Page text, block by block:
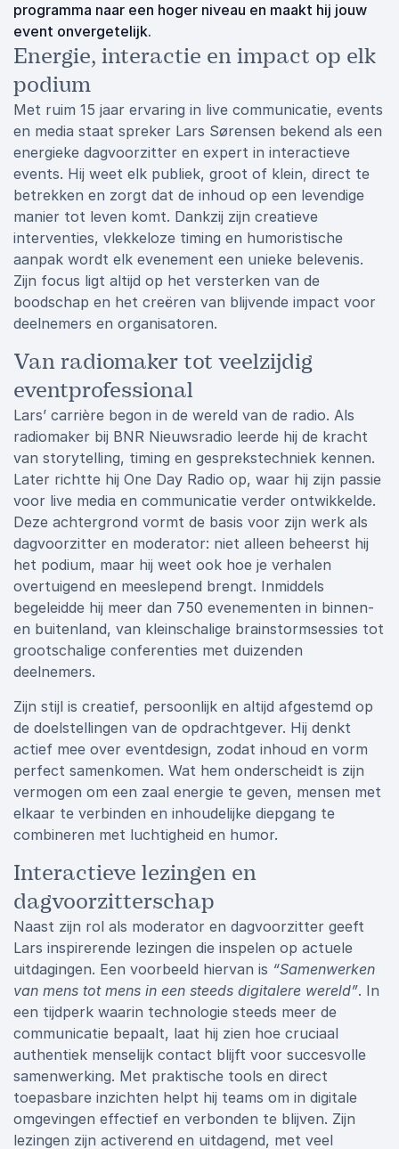
programma naar een hoger niveau en maakt hij jouw
event onvergetelijk.
Energie, interactie en impact op elk
podium
Met ruim 15 jaar ervaring in live communicatie, events
en media staat spreker Lars Sørensen bekend als een
energieke dagvoorzitter en expert in interactieve
events. Hij weet elk publiek, groot of klein, direct te
betrekken en zorgt dat de inhoud op een levendige
manier tot leven komt. Dankzij zijn creatieve
interventies, vlekkeloze timing en humoristische
aanpak wordt elk evenement een unieke belevenis.
Zijn focus ligt altijd op het versterken van de
boodschap en het creëren van blijvende impact voor
deelnemers en organisatoren.
Van radiomaker tot veelzijdig
eventprofessional
Lars’ carrière begon in de wereld van de radio. Als
radiomaker bij BNR Nieuwsradio leerde hij de kracht
van storytelling, timing en gesprekstechniek kennen.
Later richtte hij One Day Radio op, waar hij zijn passie
voor live media en communicatie verder ontwikkelde.
Deze achtergrond vormt de basis voor zijn werk als
dagvoorzitter en moderator: niet alleen beheerst hij
het podium, maar hij weet ook hoe je verhalen
overtuigend en meeslepend brengt. Inmiddels
begeleidde hij meer dan 750 evenementen in binnen-
en buitenland, van kleinschalige brainstormsessies tot
grootschalige conferenties met duizenden
deelnemers.
Zijn stijl is creatief, persoonlijk en altijd afgestemd op
de doelstellingen van de opdrachtgever. Hij denkt
actief mee over eventdesign, zodat inhoud en vorm
perfect samenkomen. Wat hem onderscheidt is zijn
vermogen om een zaal energie te geven, mensen met
elkaar te verbinden en inhoudelijke diepgang te
combineren met luchtigheid en humor.
Interactieve lezingen en
dagvoorzitterschap
Naast zijn rol als moderator en dagvoorzitter geeft
Lars inspirerende lezingen die inspelen op actuele
uitdagingen. Een voorbeeld hiervan is “Samenwerken
van mens tot mens in een steeds digitalere wereld”. In
een tijdperk waarin technologie steeds meer de
communicatie bepaalt, laat hij zien hoe cruciaal
authentiek menselijk contact blijft voor succesvolle
samenwerking. Met praktische tools en direct
toepasbare inzichten helpt hij teams om in digitale
omgevingen effectief en verbonden te blijven. Zijn
lezingen zijn activerend en uitdagend, met veel